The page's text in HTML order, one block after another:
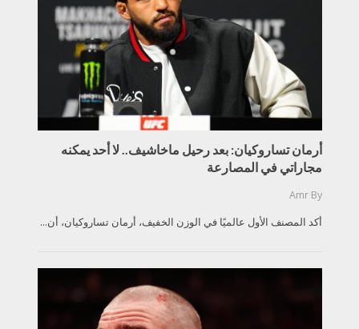
أرمان تساروكيان: بعد رحيل ماخاشيف.. لا أحد يمكنه
مجاراتي في المصارعة
By
Amr
أكد المصنف الأول عالميًا في الوزن الخفيف، أرمان تساروكيان، أن...